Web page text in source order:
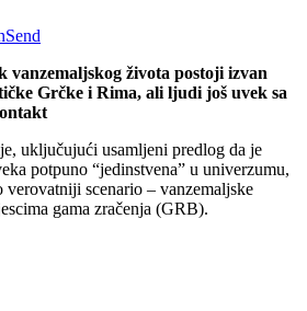
Send
vanzemaljskog života postoji izvan
Grčke i Rima, ali ljudi još uvek sa
uključujući usamljeni predlog da je
potpuno “jedinstvena” u univerzumu,
scenario – vanzemaljske
gama zračenja (GRB).